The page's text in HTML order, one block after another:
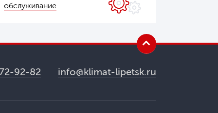
обслуживание
92-82 info@klimat-lipetsk.ru